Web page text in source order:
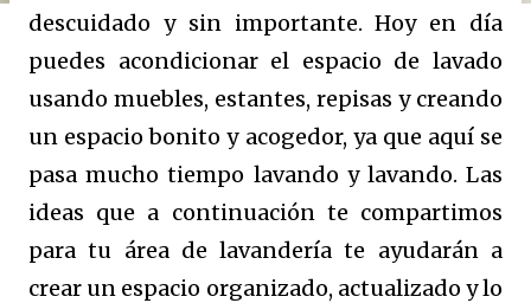
descuidado y sin importante. Hoy en día
puedes acondicionar el espacio de lavado
usando muebles, estantes, repisas y creando
un espacio bonito y acogedor, ya que aquí se
pasa mucho tiempo lavando y lavando. Las
ideas que a continuación te compartimos
para tu área de lavandería te ayudarán a
crear un espacio organizado, actualizado y lo